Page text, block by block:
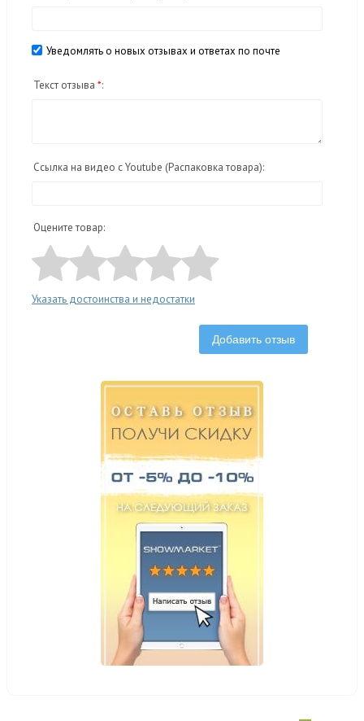
Уведомлять о новых отзывах и ответах по почте
Текст отзыва *:
Ссылка на видео с Youtube (Распаковка товара):
Оцените товар:
Указать достоинства и недостатки
Добавить отзыв